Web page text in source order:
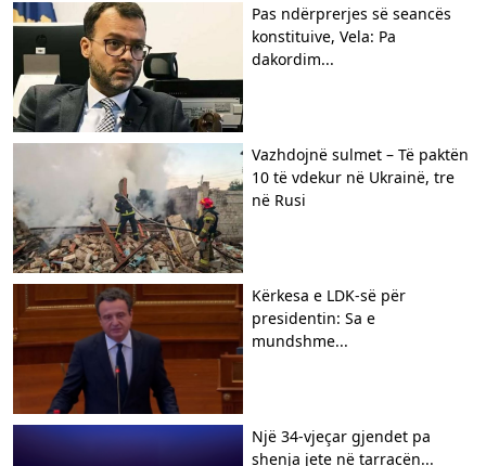
Pas ndërprerjes së seancës
konstituive, Vela: Pa
dakordim...
Vazhdojnë sulmet – Të paktën
10 të vdekur në Ukrainë, tre
në Rusi
Kërkesa e LDK-së për
presidentin: Sa e
mundshme...
Një 34-vjeçar gjendet pa
shenja jete në tarracën...